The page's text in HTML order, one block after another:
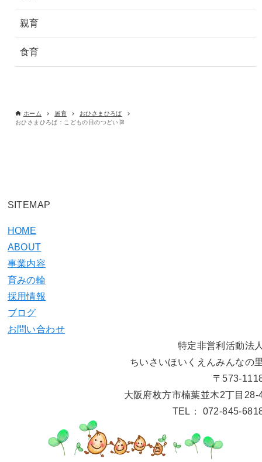
親育
食育
ホーム 居育
おひさまひろば
おひさまひろば：こどもの日のつどい🎏
SITEMAP
HOME
ABOUT
事業内容
育みの輪
採用情報
ブログ
お問い合わせ
特定非営利活動法
ちいさいほいくえんみんなの
〒573-
大阪府枚方市楠葉並木2丁目28-
TEL： 072-845-